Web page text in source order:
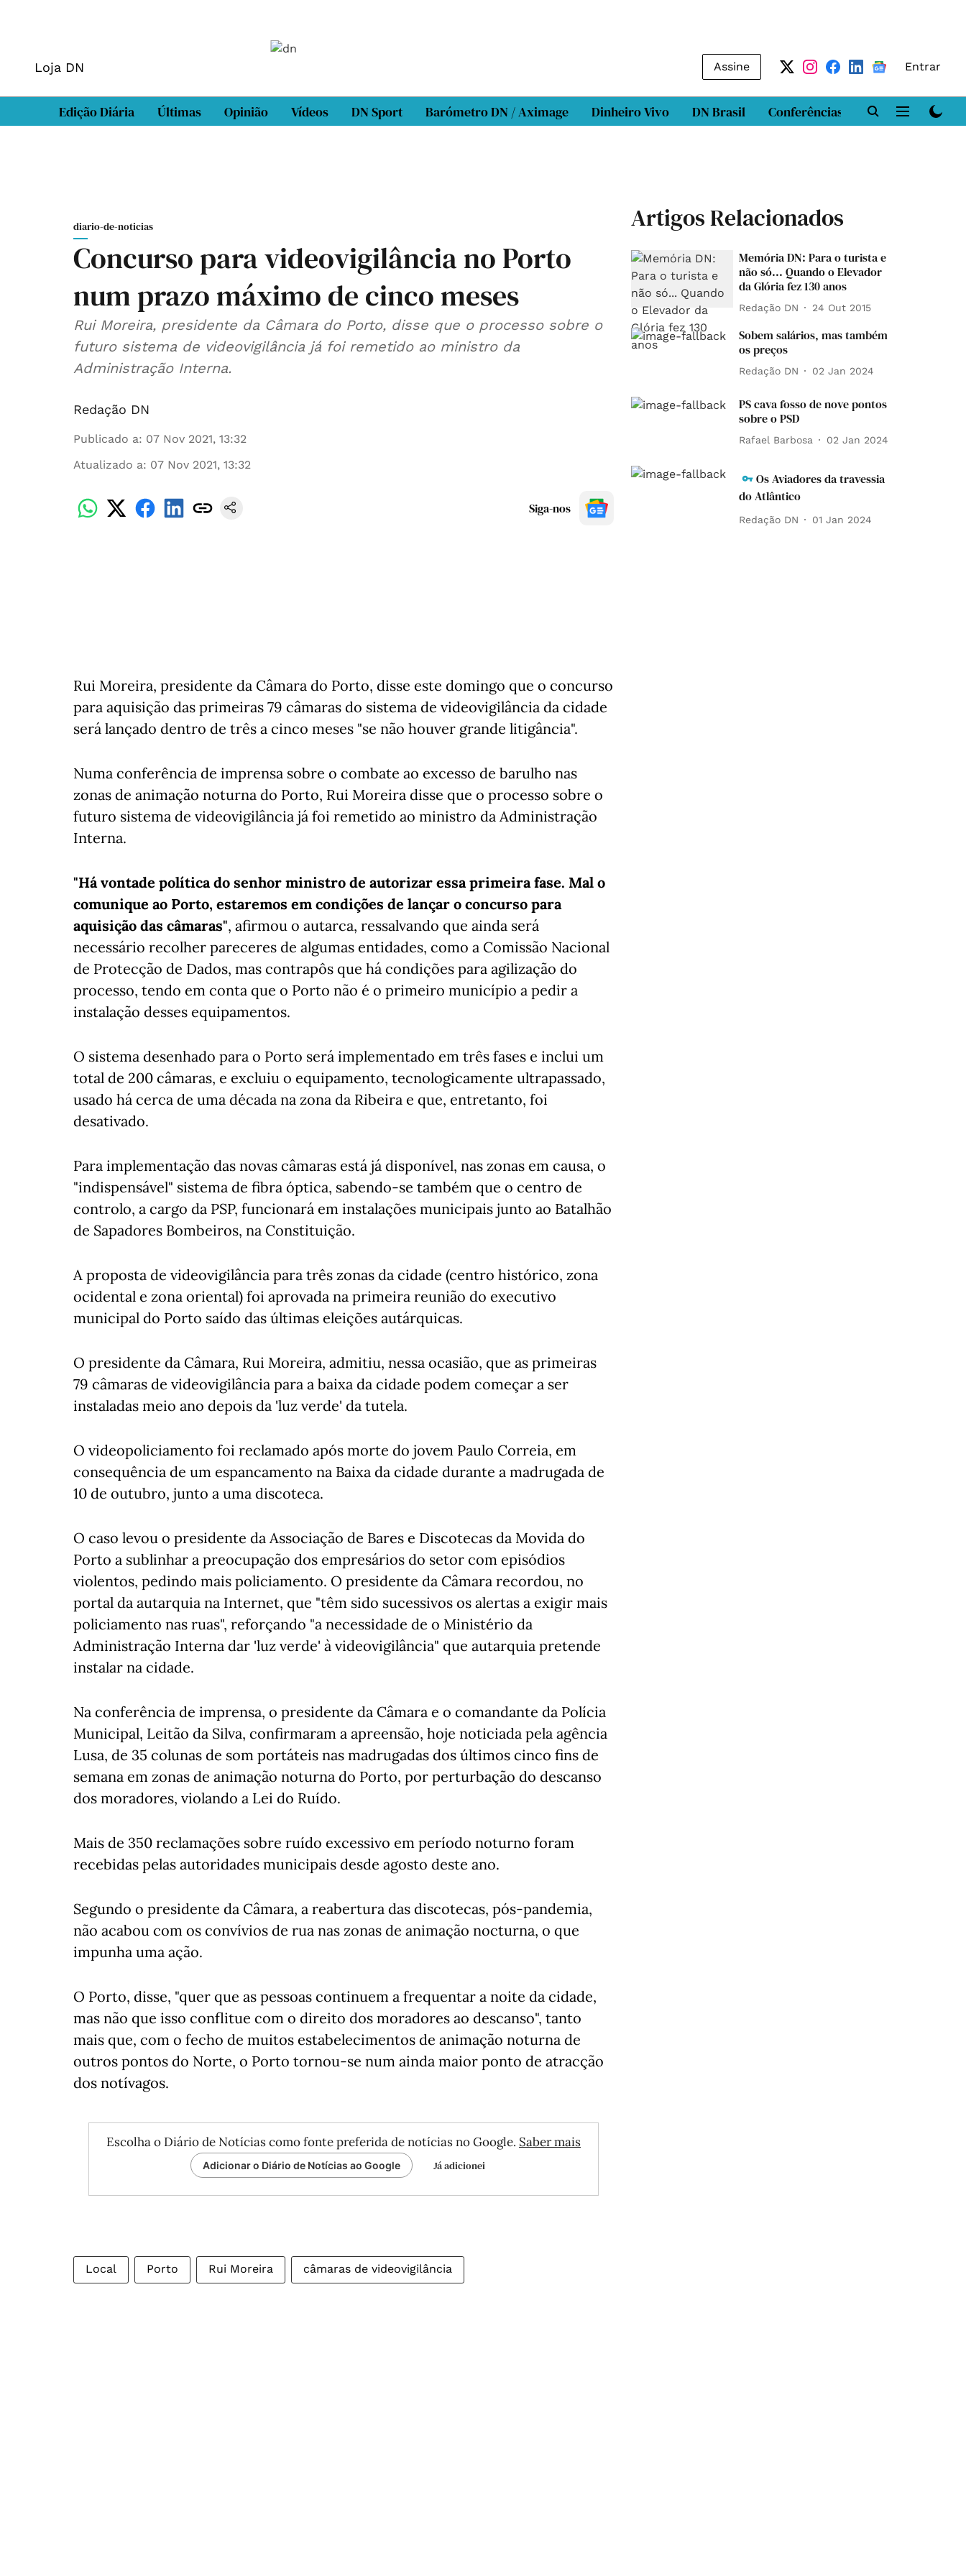
Loja DN Assine Entrar
Edição Diária Últimas Opinião Vídeos DN Sport Barómetro DN / Aximage Dinheiro Vivo DN Brasil Conferências DN LAB
diario-de-noticias
Concurso para videovigilância no Porto
num prazo máximo de cinco meses
Rui Moreira, presidente da Câmara do Porto, disse que o processo sobre o
futuro sistema de videovigilância já foi remetido ao ministro da
Administração Interna.
Redação DN
Publicado a: 07 Nov 2021, 13:32
Atualizado a: 07 Nov 2021, 13:32
Siga-nos
Rui Moreira, presidente da Câmara do Porto, disse este domingo que o concurso
para aquisição das primeiras 79 câmaras do sistema de videovigilância da cidade
será lançado dentro de três a cinco meses "se não houver grande litigância".
Numa conferência de imprensa sobre o combate ao excesso de barulho nas
zonas de animação noturna do Porto, Rui Moreira disse que o processo sobre o
futuro sistema de videovigilância já foi remetido ao ministro da Administração
Interna.
"Há vontade política do senhor ministro de autorizar essa primeira fase. Mal o
comunique ao Porto, estaremos em condições de lançar o concurso para
aquisição das câmaras", afirmou o autarca, ressalvando que ainda será
necessário recolher pareceres de algumas entidades, como a Comissão Nacional
de Protecção de Dados, mas contrapôs que há condições para agilização do
processo, tendo em conta que o Porto não é o primeiro município a pedir a
instalação desses equipamentos.
O sistema desenhado para o Porto será implementado em três fases e inclui um
total de 200 câmaras, e excluiu o equipamento, tecnologicamente ultrapassado,
usado há cerca de uma década na zona da Ribeira e que, entretanto, foi
desativado.
Para implementação das novas câmaras está já disponível, nas zonas em causa, o
"indispensável" sistema de fibra óptica, sabendo-se também que o centro de
controlo, a cargo da PSP, funcionará em instalações municipais junto ao Batalhão
de Sapadores Bombeiros, na Constituição.
A proposta de videovigilância para três zonas da cidade (centro histórico, zona
ocidental e zona oriental) foi aprovada na primeira reunião do executivo
municipal do Porto saído das últimas eleições autárquicas.
O presidente da Câmara, Rui Moreira, admitiu, nessa ocasião, que as primeiras
79 câmaras de videovigilância para a baixa da cidade podem começar a ser
instaladas meio ano depois da 'luz verde' da tutela.
O videopoliciamento foi reclamado após morte do jovem Paulo Correia, em
consequência de um espancamento na Baixa da cidade durante a madrugada de
10 de outubro, junto a uma discoteca.
O caso levou o presidente da Associação de Bares e Discotecas da Movida do
Porto a sublinhar a preocupação dos empresários do setor com episódios
violentos, pedindo mais policiamento. O presidente da Câmara recordou, no
portal da autarquia na Internet, que "têm sido sucessivos os alertas a exigir mais
policiamento nas ruas", reforçando "a necessidade de o Ministério da
Administração Interna dar 'luz verde' à videovigilância" que autarquia pretende
instalar na cidade.
Na conferência de imprensa, o presidente da Câmara e o comandante da Polícia
Municipal, Leitão da Silva, confirmaram a apreensão, hoje noticiada pela agência
Lusa, de 35 colunas de som portáteis nas madrugadas dos últimos cinco fins de
semana em zonas de animação noturna do Porto, por perturbação do descanso
dos moradores, violando a Lei do Ruído.
Mais de 350 reclamações sobre ruído excessivo em período noturno foram
recebidas pelas autoridades municipais desde agosto deste ano.
Segundo o presidente da Câmara, a reabertura das discotecas, pós-pandemia,
não acabou com os convívios de rua nas zonas de animação nocturna, o que
impunha uma ação.
O Porto, disse, "quer que as pessoas continuem a frequentar a noite da cidade,
mas não que isso conflitue com o direito dos moradores ao descanso", tanto
mais que, com o fecho de muitos estabelecimentos de animação noturna de
outros pontos do Norte, o Porto tornou-se num ainda maior ponto de atracção
dos notívagos.
Escolha o Diário de Notícias como fonte preferida de notícias no Google. Saber mais
Adicionar o Diário de Notícias ao Google Já adicionei
Local Porto Rui Moreira câmaras de videovigilância
Artigos Relacionados
Memória DN: Para o turista e
não só... Quando o Elevador
da Glória fez 130 anos
Redação DN 24 Out 2015
Sobem salários, mas também
os preços
Redação DN 02 Jan 2024
PS cava fosso de nove pontos
sobre o PSD
Rafael Barbosa 02 Jan 2024
Os Aviadores da travessia
do Atlântico
Redação DN 01 Jan 2024